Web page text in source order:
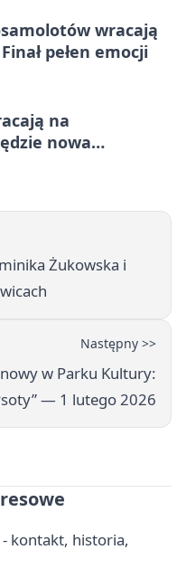
wracają
pełen emocji
na
nowa
Żukowska i
Następny >>
w Parku Kultury:
— 1 lutego 2026
kontakt, historia,